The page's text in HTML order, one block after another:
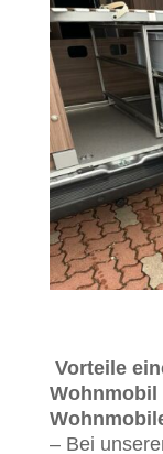
Vorteile
Wohnmobil
– Bei